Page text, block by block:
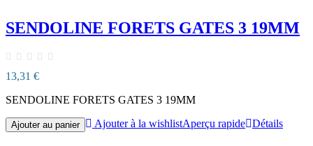
SENDOLINE FORETS GATES 3 19MM
13,31 €
SENDOLINE FORETS GATES 3 19MM
Ajouter au panier Ajouter à la wishlistAperçu rapide Détails